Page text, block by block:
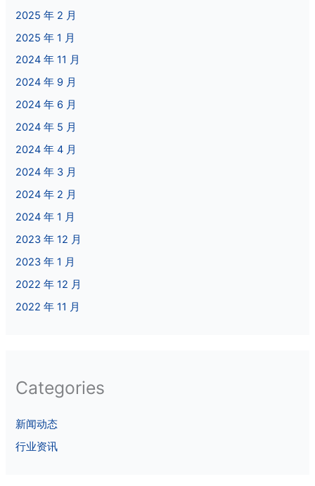
2025 年 2 月
2025 年 1 月
2024 年 11 月
2024 年 9 月
2024 年 6 月
2024 年 5 月
2024 年 4 月
2024 年 3 月
2024 年 2 月
2024 年 1 月
2023 年 12 月
2023 年 1 月
2022 年 12 月
2022 年 11 月
Categories
新闻动态
行业资讯